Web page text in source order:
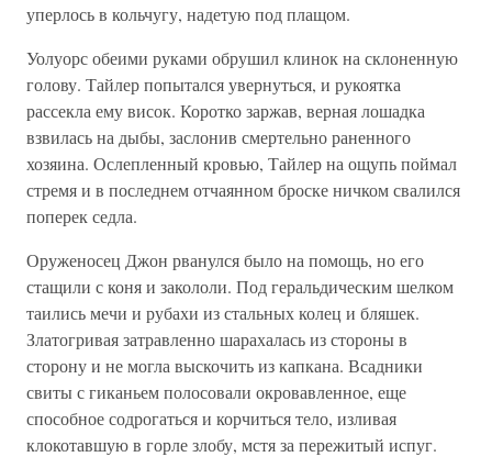
уперлось в кольчугу, надетую под плащом.
Уолуорс обеими руками обрушил клинок на склоненную
голову. Тайлер попытался увернуться, и рукоятка
рассекла ему висок. Коротко заржав, верная лошадка
взвилась на дыбы, заслонив смертельно раненного
хозяина. Ослепленный кровью, Тайлер на ощупь поймал
стремя и в последнем отчаянном броске ничком свалился
поперек седла.
Оруженосец Джон рванулся было на помощь, но его
стащили с коня и закололи. Под геральдическим шелком
таились мечи и рубахи из стальных колец и бляшек.
Златогривая затравленно шарахалась из стороны в
сторону и не могла выскочить из капкана. Всадники
свиты с гиканьем полосовали окровавленное, еще
способное содрогаться и корчиться тело, изливая
клокотавшую в горле злобу, мстя за пережитый испуг.